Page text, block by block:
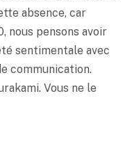
absence, car
nous pensons avoir
sentimentale avec
communication.
Vous ne le